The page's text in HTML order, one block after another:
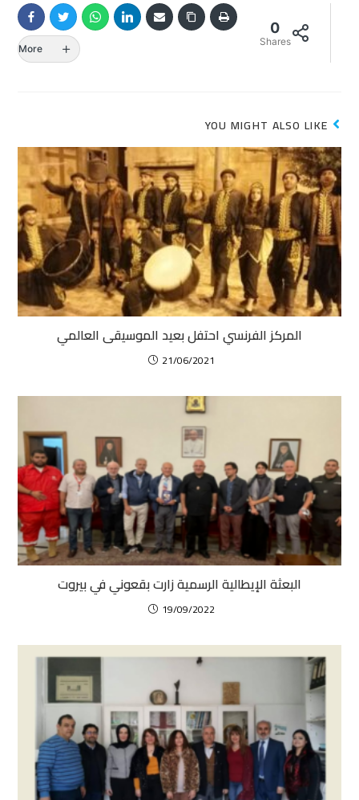
0
Shares
More
YOU MIGHT ALSO LIKE
المركز الفرنسي احتفل بعيد الموسيقى العالمي
21/06/2021
البعثة الإيطالية الرسمية زارت بقعوني في بيروت
19/09/2022